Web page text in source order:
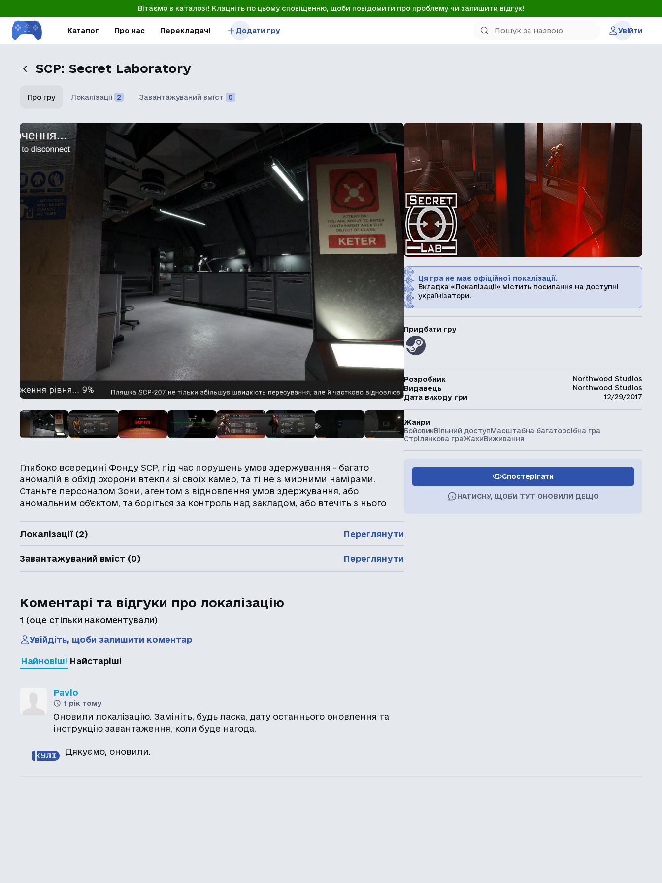
Вітаємо в каталозі! Клацніть по цьому сповіщенню, щоби повідомити про проблему чи залишити відгук!
Каталог Про нас Перекладачі Додати гру Увійти
SCP: Secret Laboratory
Про гру Локалізації 2 Завантажуваний вміст 0
Глибоко всередині Фонду SCP, під час порушень умов здержування - багато
аномалій в обхід охорони втекли зі своїх камер, та ті не з мирними намірами.
Станьте персоналом Зони, агентом з відновлення умов здержування, або
аномальним об'єктом, та боріться за контроль над закладом, або втечіть з нього
Локалізації (2) Переглянути
Завантажуваний вміст (0) Переглянути
Коментарі та відгуки про локалізацію
1 (оце стільки накоментували)
Увійдіть, щоби залишити коментар
Найновіші Найстаріші
Pavlo
1 рік тому
Оновили локалізацію. Замініть, будь ласка, дату останнього оновлення та
інструкцію завантаження, коли буде нагода.
Дякуємо, оновили.
Ця гра не має офіційної локалізації.
Вкладка «Локалізації» містить посилання на доступні
українізатори.
Придбати гру
Розробник
Northwood Studios
Видавець
Northwood Studios
Дата виходу гри
12/29/2017
Жанри
БойовикВільний доступМасштабна багатоосібна гра
Стрілянкова граЖахиВиживання
Спостерігати
НАТИСНУ, ЩОБИ ТУТ ОНОВИЛИ ДЕЩО